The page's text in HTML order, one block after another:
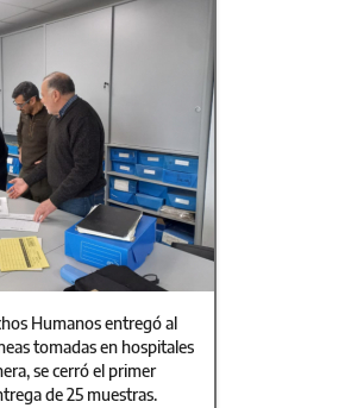
Humanos entregó al
tomadas en hospitales
se cerró el primer
de 25 muestras.